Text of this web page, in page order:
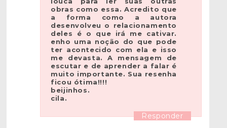
obras como essa. Acredito que
a forma como a autora
desenvolveu o relacionamento
deles é o que irá me cativar.
enho uma noção do que pode
ter acontecido com ela e isso
me devasta. A mensagem de
escutar e de aprender a falar é
muito importante. Sua resenha
ficou ótima!!!!
beijinhos.
cila.
Responder